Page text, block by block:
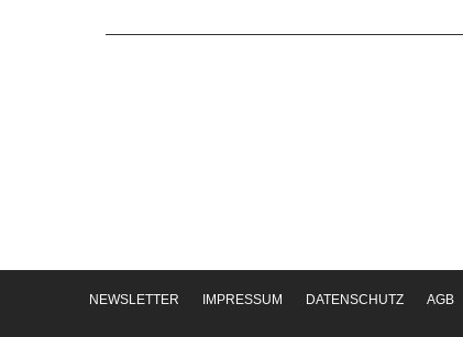
NEWSLETTER IMPRESSUM DATENSCHUTZ AGB